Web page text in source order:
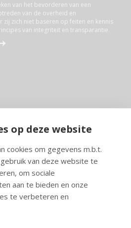
op deze website
cookies om gegevens m.b.t.
van deze website te
om sociale
aan te bieden en onze
te verbeteren en
van het bevorderen van een
van de overheid en
zij zich niet baseren op feiten en kennis
van integriteit en transparantie.